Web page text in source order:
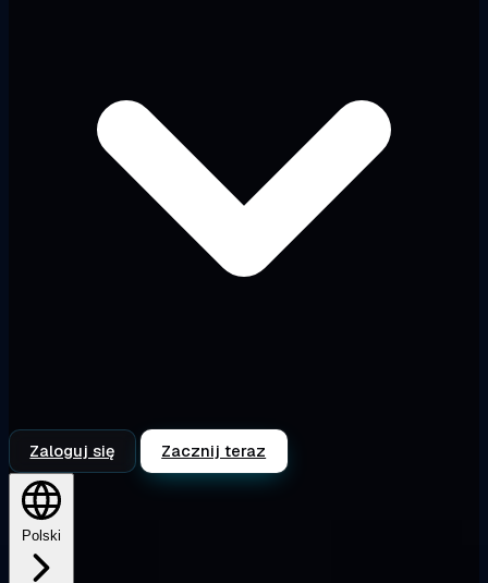
Zaloguj się Zacznij teraz
Polski